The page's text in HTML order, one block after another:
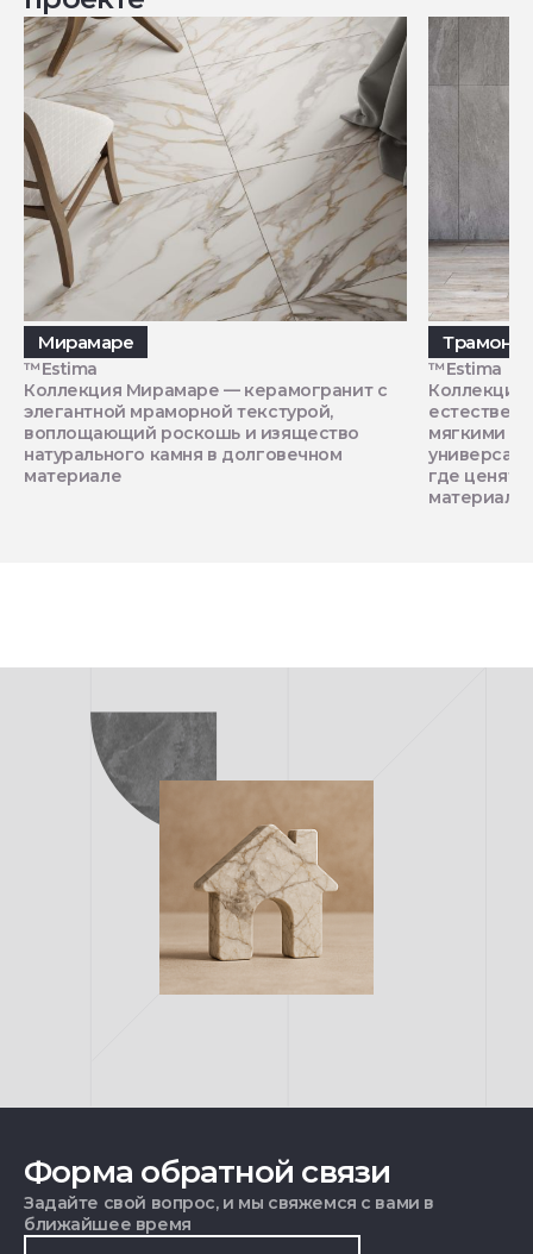
Мирамаре
™Estima
Коллекция Мирамаре — керамогранит с
элегантной мраморной текстурой,
воплощающий роскошь и изящество
натурального камня в долговечном
материале
™Estima
Коллекция
мягкими
где ценят
Форма обратной связи
Задайте свой вопрос, и мы свяжемся с вами в
ближайшее время